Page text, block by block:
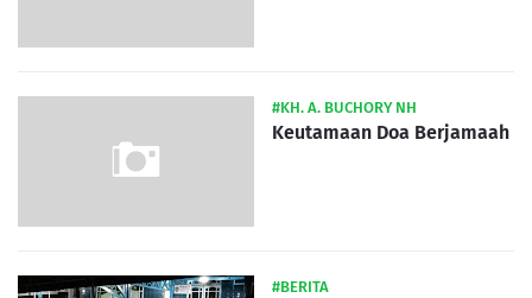
#KH. A. BUCHORY NH
Keutamaan Doa Berjamaah
#BERITA